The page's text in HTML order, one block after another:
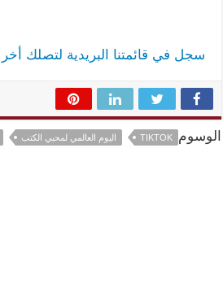
سجل في قائمتنا البريدية لتصلك أخر
الوسوم TIKTOK اليوم العالمي لمحبي الكتب